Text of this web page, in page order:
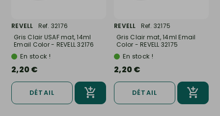
REVELL
Ref. 32176
Gris Clair USAF mat, 14ml
Email Color - REVELL 32176
En stock !
2,20 €
DÉTAIL
REVELL
Ref. 32175
Gris Clair mat, 14ml Email
Color - REVELL 32175
En stock !
2,20 €
DÉTAIL